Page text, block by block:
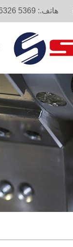
هاتف.: 5369